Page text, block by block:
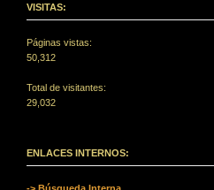
VISITAS:
Páginas vistas:
50,312
Total de visitantes:
29,032
ENLACES INTERNOS: